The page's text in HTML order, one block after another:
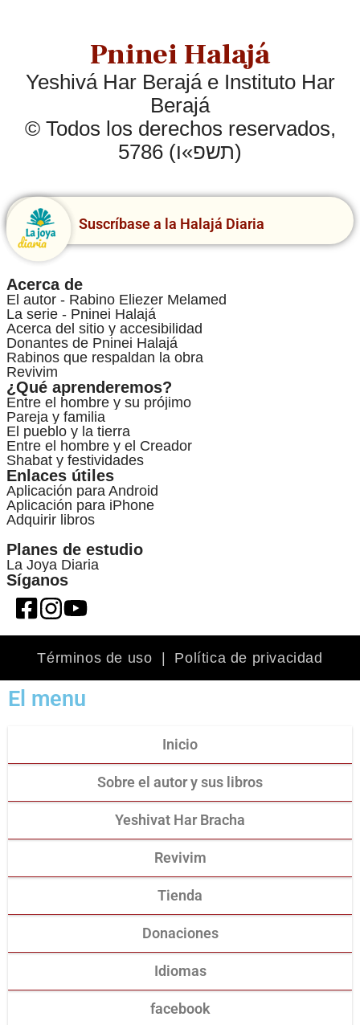
Pninei Halajá
Yeshivá Har Berajá e Instituto Har
Berajá
© Todos los derechos reservados,
5786 (תשפ»ו)
Suscríbase a la Halajá Diaria
Acerca de
El autor - Rabino Eliezer Melamed
La serie - Pninei Halajá
Acerca del sitio y accesibilidad
Donantes de Pninei Halajá
Rabinos que respaldan la obra
Revivim
¿Qué aprenderemos?
Entre el hombre y su prójimo
Pareja y familia
El pueblo y la tierra
Entre el hombre y el Creador
Shabat y festividades
Enlaces útiles
Aplicación para Android
Aplicación para iPhone
Adquirir libros
Planes de estudio
La Joya Diaria
Síganos
Términos de uso Política de privacidad
El menu
Inicio
Sobre el autor y sus libros
Yeshivat Har Bracha
Revivim
Tienda
Donaciones
Idiomas
facebook